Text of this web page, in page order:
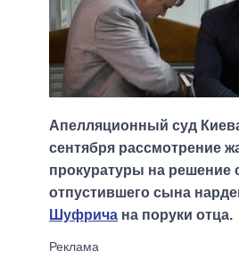
Апелляционный суд
сентября рассмотрение
прокуратуры на решение
отпустившего сына
Шуфрича на поруки отца.